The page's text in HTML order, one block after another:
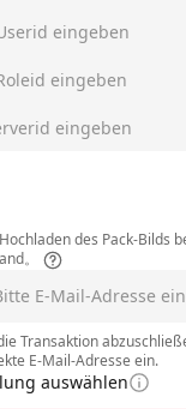
des Pack-Bilds
。
Transaktion
E-Mail-Adresse ein.
auswählen